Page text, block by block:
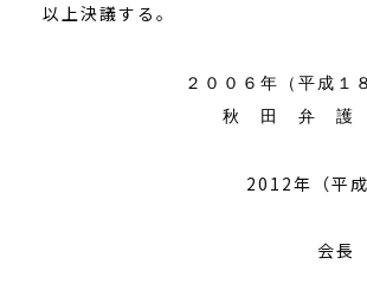
以上決議する。
２００６年（平成１
秋 田 弁
2012年（平
会長